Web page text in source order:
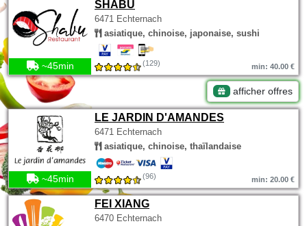
SHABU
6471 Echternach
asiatique, chinoise, japonaise, sushi
~45min (129) min: 40.00 €
afficher offres
LE JARDIN D'AMANDES
6471 Echternach
asiatique, chinoise, thaïlandaise
~45min (96) min: 20.00 €
FEI XIANG
6470 Echternach